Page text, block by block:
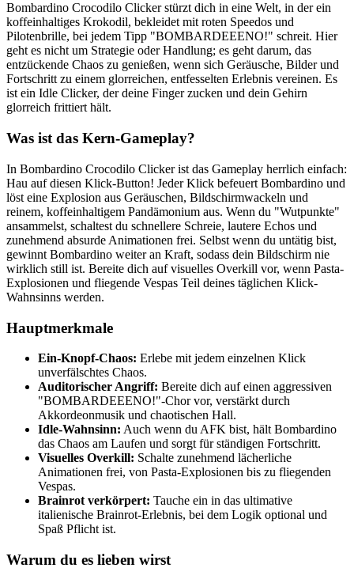
Bombardino Crocodilo Clicker stürzt dich in eine Welt, in der ein
koffeinhaltiges Krokodil, bekleidet mit roten Speedos und
Pilotenbrille, bei jedem Tipp "BOMBARDEEENO!" schreit. Hier
geht es nicht um Strategie oder Handlung; es geht darum, das
entzückende Chaos zu genießen, wenn sich Geräusche, Bilder und
Fortschritt zu einem glorreichen, entfesselten Erlebnis vereinen. Es
ist ein Idle Clicker, der deine Finger zucken und dein Gehirn
glorreich frittiert hält.
Was ist das Kern-Gameplay?
In Bombardino Crocodilo Clicker ist das Gameplay herrlich einfach:
Hau auf diesen Klick-Button! Jeder Klick befeuert Bombardino und
löst eine Explosion aus Geräuschen, Bildschirmwackeln und
reinem, koffeinhaltigem Pandämonium aus. Wenn du "Wutpunkte"
ansammelst, schaltest du schnellere Schreie, lautere Echos und
zunehmend absurde Animationen frei. Selbst wenn du untätig bist,
gewinnt Bombardino weiter an Kraft, sodass dein Bildschirm nie
wirklich still ist. Bereite dich auf visuelles Overkill vor, wenn Pasta-
Explosionen und fliegende Vespas Teil deines täglichen Klick-
Wahnsinns werden.
Hauptmerkmale
Ein-Knopf-Chaos: Erlebe mit jedem einzelnen Klick
unverfälschtes Chaos.
Auditorischer Angriff: Bereite dich auf einen aggressiven
"BOMBARDEEENO!"-Chor vor, verstärkt durch
Akkordeonmusik und chaotischen Hall.
Idle-Wahnsinn: Auch wenn du AFK bist, hält Bombardino
das Chaos am Laufen und sorgt für ständigen Fortschritt.
Visuelles Overkill: Schalte zunehmend lächerliche
Animationen frei, von Pasta-Explosionen bis zu fliegenden
Vespas.
Brainrot verkörpert: Tauche ein in das ultimative
italienische Brainrot-Erlebnis, bei dem Logik optional und
Spaß Pflicht ist.
Warum du es lieben wirst